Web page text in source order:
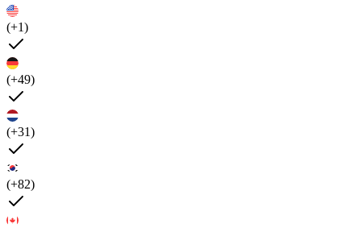
(+1)
(+49)
(+31)
(+82)